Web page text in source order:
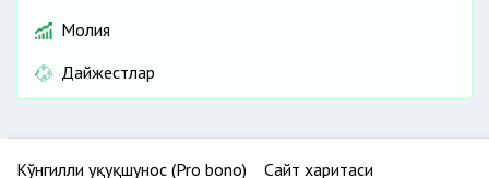
Молия
Дайжестлар
Кўнгилли ҳуқуқшунос (Pro bono) Сайт харитаси